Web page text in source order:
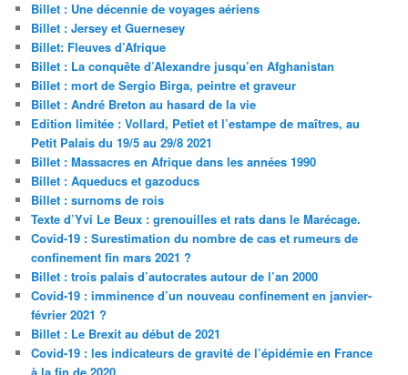
Billet : Une décennie de voyages aériens
Billet : Jersey et Guernesey
Billet: Fleuves d’Afrique
Billet : La conquête d’Alexandre jusqu’en Afghanistan
Billet : mort de Sergio Birga, peintre et graveur
Billet : André Breton au hasard de la vie
Edition limitée : Vollard, Petiet et l’estampe de maîtres, au
Petit Palais du 19/5 au 29/8 2021
Billet : Massacres en Afrique dans les années 1990
Billet : Aqueducs et gazoducs
Billet : surnoms de rois
Texte d’Yvi Le Beux : grenouilles et rats dans le Marécage.
Covid-19 : Surestimation du nombre de cas et rumeurs de
confinement fin mars 2021 ?
Billet : trois palais d’autocrates autour de l’an 2000
Covid-19 : imminence d’un nouveau confinement en janvier-
février 2021 ?
Billet : Le Brexit au début de 2021
Covid-19 : les indicateurs de gravité de l’épidémie en France